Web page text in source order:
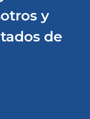
y
de